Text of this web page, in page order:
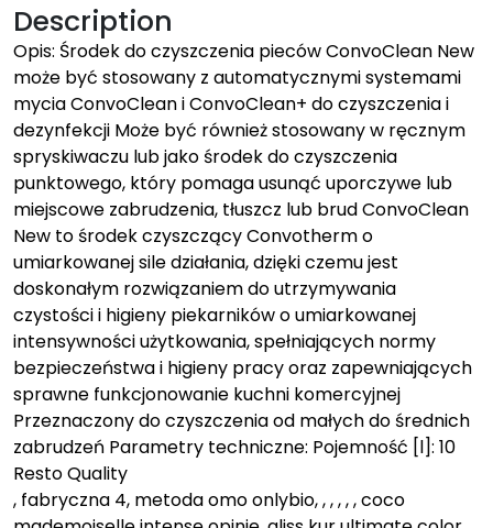
Description
Opis: Środek do czyszczenia pieców ConvoClean New
może być stosowany z automatycznymi systemami
mycia ConvoClean i ConvoClean+ do czyszczenia i
dezynfekcji Może być również stosowany w ręcznym
spryskiwaczu lub jako środek do czyszczenia
punktowego, który pomaga usunąć uporczywe lub
miejscowe zabrudzenia, tłuszcz lub brud ConvoClean
New to środek czyszczący Convotherm o
umiarkowanej sile działania, dzięki czemu jest
doskonałym rozwiązaniem do utrzymywania
czystości i higieny piekarników o umiarkowanej
intensywności użytkowania, spełniających normy
bezpieczeństwa i higieny pracy oraz zapewniających
sprawne funkcjonowanie kuchni komercyjnej
Przeznaczony do czyszczenia od małych do średnich
zabrudzeń Parametry techniczne: Pojemność [l]: 10
Resto Quality
, fabryczna 4, metoda omo onlybio, , , , , , coco